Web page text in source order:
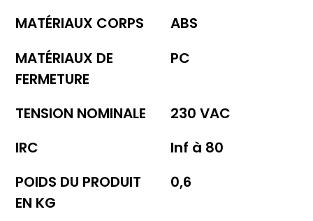
MATÉRIAUX CORPS
ABS
MATÉRIAUX DE
FERMETURE
PC
TENSION NOMINALE
230 VAC
IRC
Inf à 80
POIDS DU PRODUIT
EN KG
0,6